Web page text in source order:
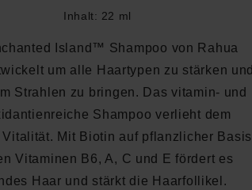
Inhalt: 22 ml
Island™ Shampoo von Rahua
um alle Haartypen zu stärken und
Strahlen zu bringen. Das vitamin- und
Shampoo verlieht dem
Vitalität. Mit Biotin auf pflanzlicher Basis
Vitaminen B6, A, C und E fördert es
Haar und stärkt die Haarfollikel.